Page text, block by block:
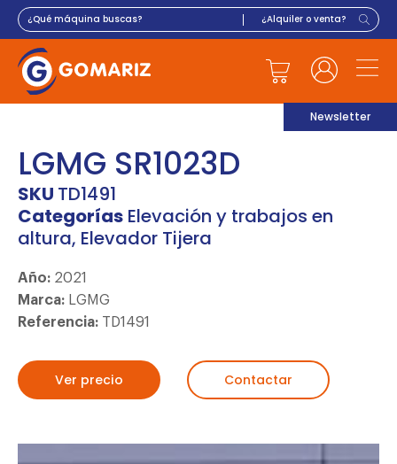
Newsletter
LGMG SR1023D
SKU TD1491
Categorías Elevación y trabajos en
altura, Elevador Tijera
Año: 2021
Marca: LGMG
Referencia: TD1491
Ver precio Contactar